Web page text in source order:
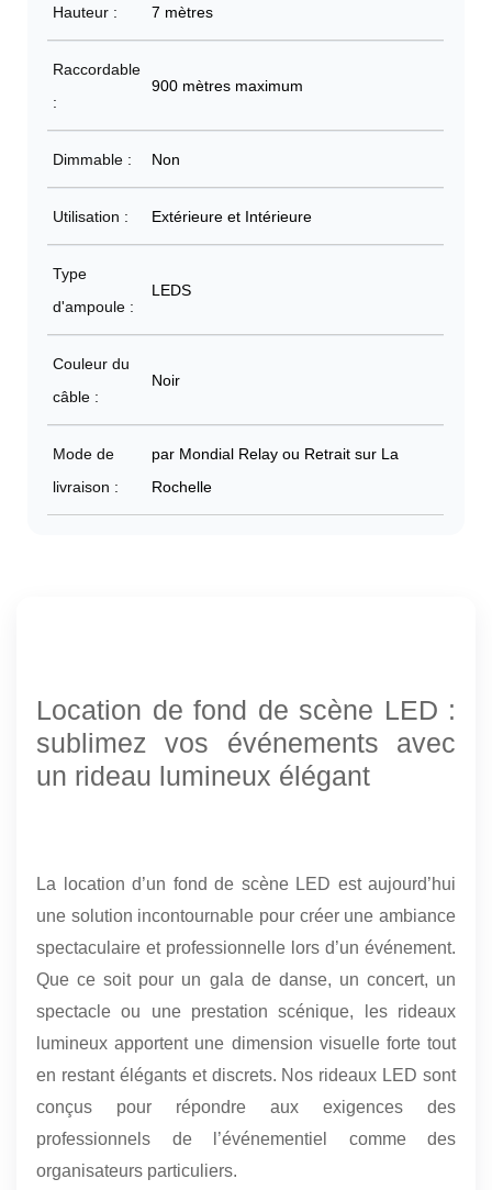
Hauteur : 7 mètres
Raccordable
:
900 mètres maximum
Dimmable : Non
Utilisation : Extérieure et Intérieure
Type
d'ampoule :
LEDS
Couleur du
câble :
Noir
Mode de
livraison :
par Mondial Relay ou Retrait sur La
Rochelle
Location de fond de scène LED :
sublimez vos événements avec
un rideau lumineux élégant
La location d’un fond de scène LED est aujourd’hui
une solution incontournable pour créer une ambiance
spectaculaire et professionnelle lors d’un événement.
Que ce soit pour un gala de danse, un concert, un
spectacle ou une prestation scénique, les rideaux
lumineux apportent une dimension visuelle forte tout
en restant élégants et discrets. Nos rideaux LED sont
conçus pour répondre aux exigences des
professionnels de l’événementiel comme des
organisateurs particuliers.